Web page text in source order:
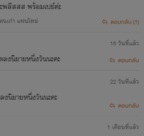
พลีสสส พร้อมเปย์ค่ะ
เก่า แฟนใหม่ ตอบกลับ (1)
งนิยายหนึ่งวันนะคะ
18 วันที่แล้ว
ตอบกลับ
นิยายหนึ่งวันนะคะ
22 วันที่แล้ว
ตอบกลับ
1 เดือนที่แล้ว